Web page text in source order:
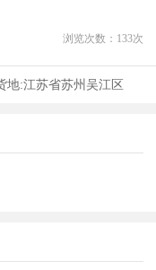
浏览次数： 133次
地:江苏省苏州吴江区